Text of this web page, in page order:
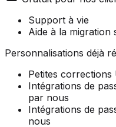
Support à vie
Aide à la
Personnalisations déjà
Petites
Intégrations de
par nous
Intégrations de
nous